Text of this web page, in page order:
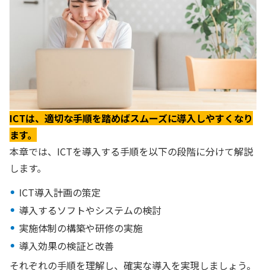
ICTは、適切な手順を踏めばスムーズに導入しやすくなり
ます。
本章では、ICTを導入する手順を以下の段階に分けて解説
します。
ICT導入計画の策定
導入するソフトやシステムの検討
実施体制の構築や研修の実施
導入効果の検証と改善
それぞれの手順を理解し、確実な導入を実現しましょう。